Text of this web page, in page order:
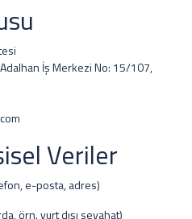
İş Merkezi No: 15/107,
Veriler
e-posta, adres)
örn. yurt dışı seyahat)